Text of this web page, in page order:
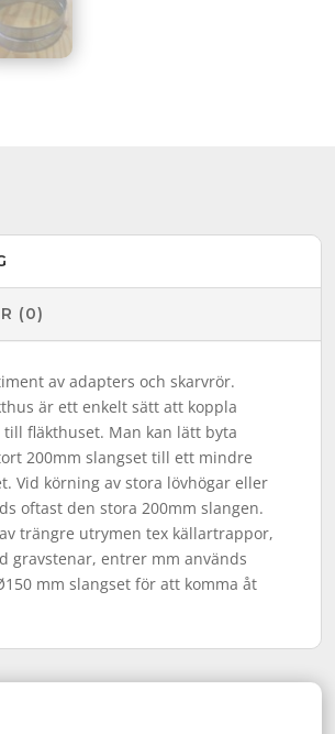
(0)
av adapters och skarvrör.
är ett enkelt sätt att koppla
till fläkthuset. Man kan lätt byta
200mm slangset till ett mindre
Vid körning av stora lövhögar eller
oftast den stora 200mm slangen.
trängre utrymen tex källartrappor,
gravstenar, entrer mm används
mm slangset för att komma åt